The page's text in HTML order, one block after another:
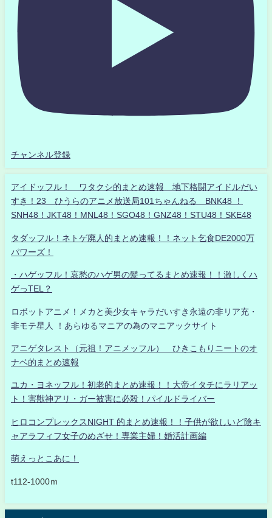
チャンネル登録
アイドッフル！ ワタクシ的まとめ速報 地下格闘アイドルだい
すき！23 ひうらのアニメ放送局101ちゃんねる BNK48 ！
SNH48！JKT48！MNL48！SGO48！GNZ48！STU48！SKE48
タダッフル！ネトゲ廃人的まとめ速報！！ネット乞食DE2000万
パワーズ！
・ハゲッフル！哀愁のハゲ男の髪ってるまとめ速報！！激しくハ
ゲっTEL？
ロボットアニメ！メカと美少女キャラだいすき永遠の非リア充・
非モテ星人 ！あらゆるマニアの為のマニアックサイト
アニゲタレスト（元祖！アニメッフル） ひきこもりニートのオ
ナベ的まとめ速報
ユカ・ヨネッフル！初老的まとめ速報！！大帝イタチにラリアッ
ト！害獣神アリ・ガー被害に必殺！パイルドライバー
ヒロコンプレックスNIGHT 的まとめ速報！！子供が欲しいど陰キ
ャアラフィフ女子のめざせ！専業主婦！婚活計画編
萌えっとこあに！
t112-1000ｍ